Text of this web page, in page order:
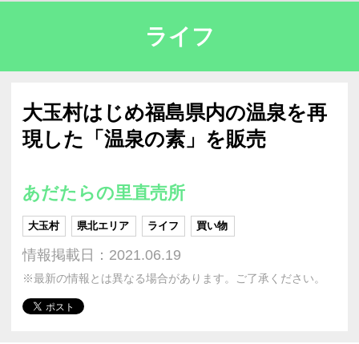
ライフ
大玉村はじめ福島県内の温泉を再
現した「温泉の素」を販売
あだたらの里直売所
大玉村 県北エリア ライフ 買い物
情報掲載日：2021.06.19
※最新の情報とは異なる場合があります。ご了承ください。